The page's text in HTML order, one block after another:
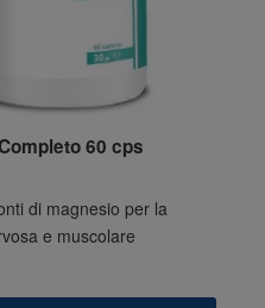
60 cps
di magnesio per la
e muscolare